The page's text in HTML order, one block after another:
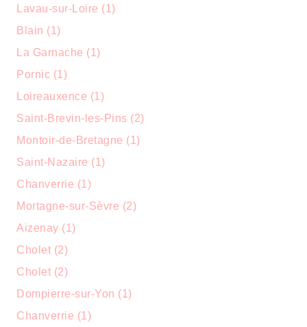
Lavau-sur-Loire (1)
Blain (1)
La Garnache (1)
Pornic (1)
Loireauxence (1)
Saint-Brevin-les-Pins (2)
Montoir-de-Bretagne (1)
Saint-Nazaire (1)
Chanverrie (1)
Mortagne-sur-Sèvre (2)
Aizenay (1)
Cholet (2)
Cholet (2)
Dompierre-sur-Yon (1)
Chanverrie (1)